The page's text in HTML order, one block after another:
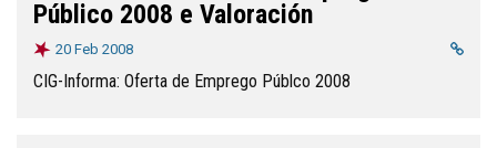
Público 2008 e Valoración
20 Feb 2008
CIG-Informa: Oferta de Emprego Públco 2008